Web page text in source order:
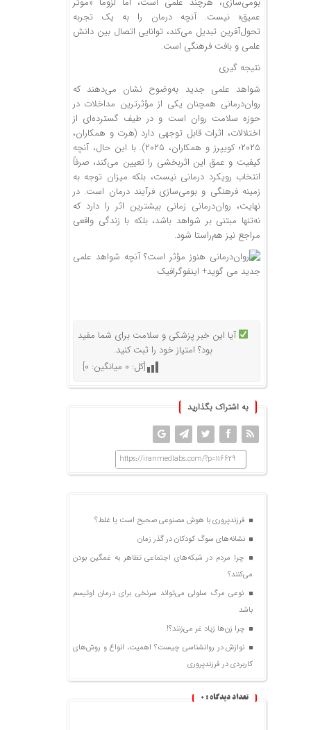
عمیق» نیست. آنچه درمان را به یک تجربه
تحول‌آفرین تبدیل می‌کند، توانایی اتصال بین دانش
علمی و بافت فرهنگی است.
نتیجه گیری
شواهد علمی جدید به‌وضوح نشان می‌دهند که
روان‌درمانی همچنان یکی از مؤثرترین مداخلات در
حوزه سلامت روان است و در طیف گسترده‌ای از
اختلالات، اثرات قابل توجهی دارد (هرت و همکاران،
۲۰۲۵؛ کویپرز و همکاران، ۲۰۲۵). با این حال، آنچه
کیفیت و عمق این اثربخشی را تعیین می‌کند، صرفاً
انتخاب رویکرد درمانی نیست، بلکه میزان توجه به
زمینه فرهنگی و بومی‌سازی فرآیند درمان است. در
نهایت، روان‌درمانی زمانی بیشترین اثر را دارد که
نه‌تنها مبتنی بر شواهد باشد، بلکه با زندگی واقعی
مراجع نیز هم‌راستا شود.
آیا این خبر پزشکی و سلامت برای شما مفید
بود؟ امتیاز خود را ثبت کنید.
[کل: 0 میانگین: 0
]
به اشتراک بگذارید
https://iranmedlabs.com/?p=116629
فرزندپروری با هوش مصنوعی صحیح است یا غلط؟
نشانه‌های سوگ کودکان در گذر زمان
چرا مردم در شبکه‌های اجتماعی تظاهر به غمگین بودن
می‌کنند؟
نوعی مرگ سلولی می‌تواند سرنخی برای درمان اوتیسم
باشد
چرا زن‌ها زیاد غر می‌زنند؟!
نوازش در روانشناسی چیست؟ اهمیت، انواع و روش‌های
کاربردی در فرزندپروری
تعداد دیدگاه : 0